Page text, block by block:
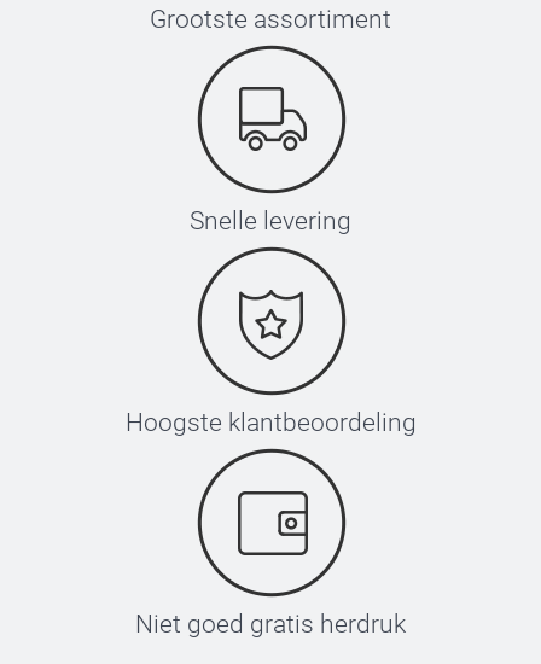
Grootste assortiment
Snelle levering
Hoogste klantbeoordeling
Niet goed gratis herdruk